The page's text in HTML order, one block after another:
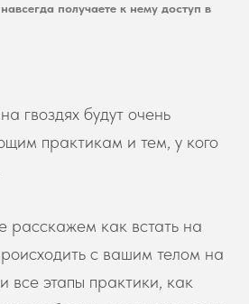
получаете к нему доступ в
гвоздях будут очень
практикам и тем, у кого
расскажем как встать на
с вашим телом на
все этапы практики, как